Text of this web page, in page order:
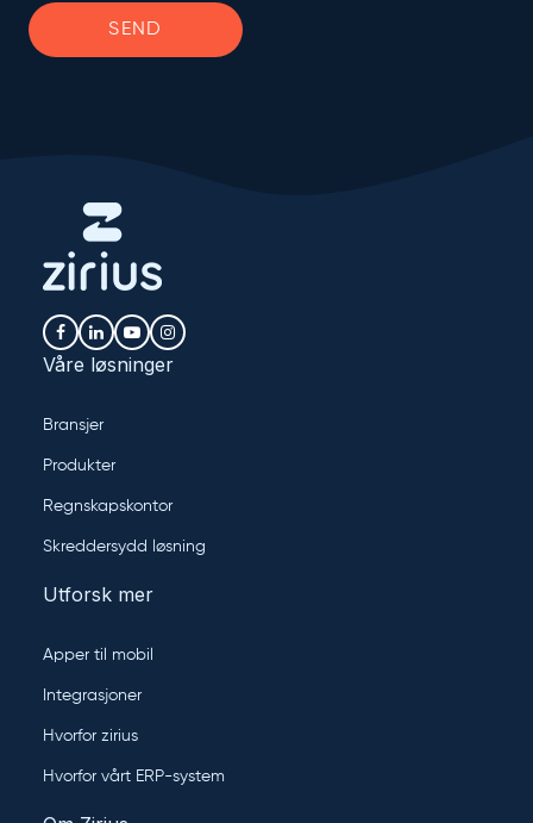
SEND
Våre løsninger
Bransjer
Produkter
Regnskapskontor
Skreddersydd løsning
Utforsk mer
Apper til mobil
Integrasjoner
Hvorfor zirius
Hvorfor vårt ERP-system